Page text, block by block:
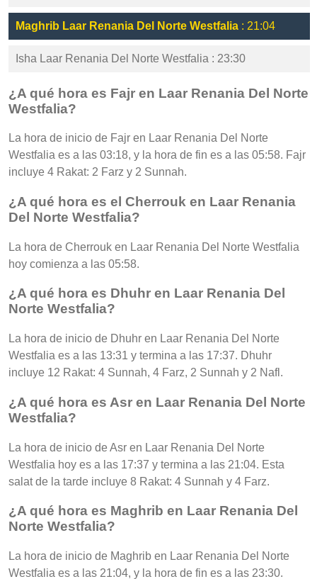
Maghrib Laar Renania Del Norte Westfalia : 21:04
Isha Laar Renania Del Norte Westfalia : 23:30
¿A qué hora es Fajr en Laar Renania Del Norte
Westfalia?
La hora de inicio de Fajr en Laar Renania Del Norte
Westfalia es a las 03:18, y la hora de fin es a las 05:58. Fajr
incluye 4 Rakat: 2 Farz y 2 Sunnah.
¿A qué hora es el Cherrouk en Laar Renania
Del Norte Westfalia?
La hora de Cherrouk en Laar Renania Del Norte Westfalia
hoy comienza a las 05:58.
¿A qué hora es Dhuhr en Laar Renania Del
Norte Westfalia?
La hora de inicio de Dhuhr en Laar Renania Del Norte
Westfalia es a las 13:31 y termina a las 17:37. Dhuhr
incluye 12 Rakat: 4 Sunnah, 4 Farz, 2 Sunnah y 2 Nafl.
¿A qué hora es Asr en Laar Renania Del Norte
Westfalia?
La hora de inicio de Asr en Laar Renania Del Norte
Westfalia hoy es a las 17:37 y termina a las 21:04. Esta
salat de la tarde incluye 8 Rakat: 4 Sunnah y 4 Farz.
¿A qué hora es Maghrib en Laar Renania Del
Norte Westfalia?
La hora de inicio de Maghrib en Laar Renania Del Norte
Westfalia es a las 21:04, y la hora de fin es a las 23:30.